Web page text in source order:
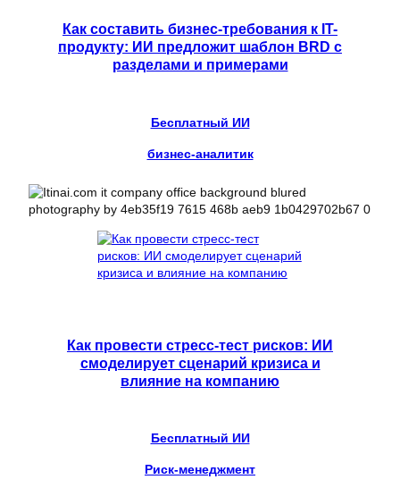
Как составить бизнес-требования к IT-
продукту: ИИ предложит шаблон BRD с
разделами и примерами
Бесплатный ИИ
бизнес-аналитик
Как провести стресс-тест рисков: ИИ
смоделирует сценарий кризиса и
влияние на компанию
Бесплатный ИИ
Риск-менеджмент